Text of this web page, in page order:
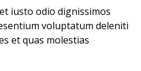
iusto odio dignissimos
voluptatum deleniti
et quas molestias